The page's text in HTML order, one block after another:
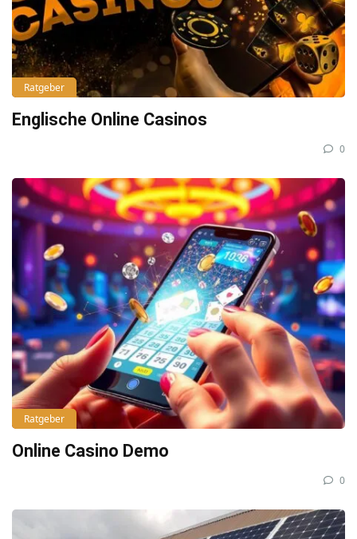
Ratgeber
Englische Online Casinos
0
Ratgeber
Online Casino Demo
0